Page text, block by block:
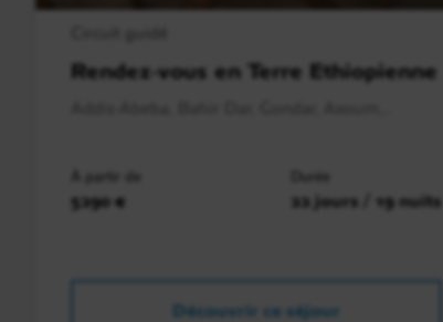
Rendez-vous en Terre Ethiopienne
À partir de
5290 €
Durée
22 jours / 19 nuits
Découvrir ce séjour